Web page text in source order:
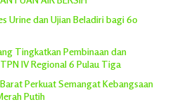
Urine dan Ujian Beladiri bagi 60
Tingkatkan Pembinaan dan
IV Regional 6 Pulau Tiga
Perkuat Semangat Kebangsaan
Putih